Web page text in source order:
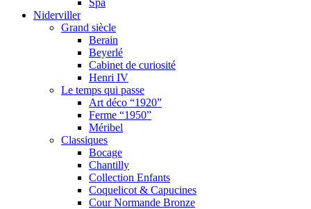
Niderviller
Grand siècle
Berain
Beyerlé
Cabinet de curiosité
Henri IV
Le temps qui passe
Art déco “1920”
Ferme “1950”
Méribel
Classiques
Bocage
Chantilly
Collection Enfants
Coquelicot & Capucines
Cour Normande Bronze